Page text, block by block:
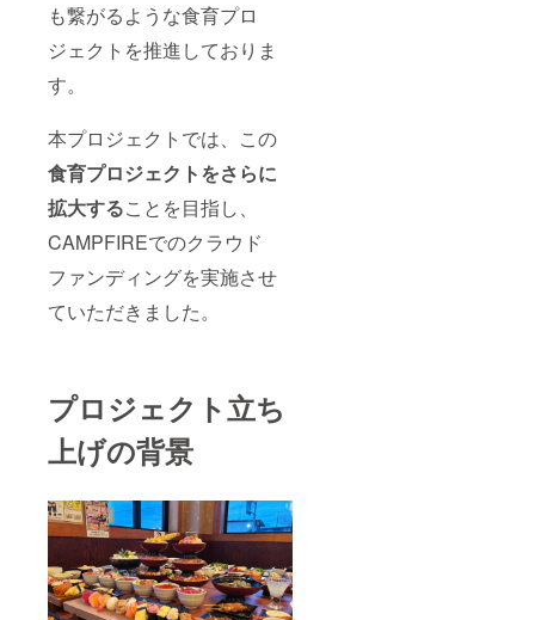
も繋がるような食育プロ
ジェクトを推進しておりま
す。
本プロジェクトでは、この
食育プロジェクトをさらに
拡大することを目指し、
CAMPFIREでのクラウド
ファンディングを実施させ
ていただきました。
プロジェクト立ち
上げの背景